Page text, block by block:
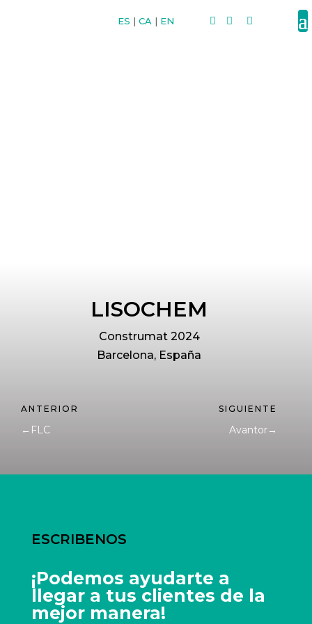
  
ES | CA | EN
LISOCHEM
Construmat 2024
Barcelona, España
← FLC Avantor→
ESCRIBENOS
¡Podemos ayudarte a
llegar a tus clientes de la
mejor manera!